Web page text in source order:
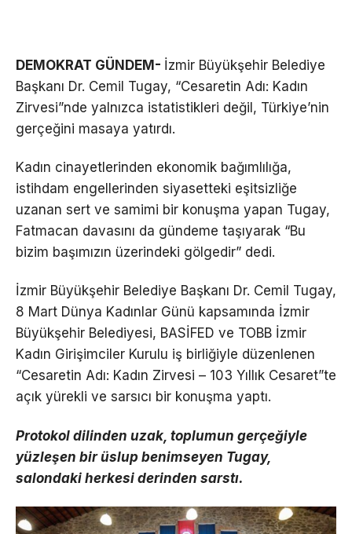
DEMOKRAT GÜNDEM- İzmir Büyükşehir Belediye
Başkanı Dr. Cemil Tugay, “Cesaretin Adı: Kadın
Zirvesi”nde yalnızca istatistikleri değil, Türkiye’nin
gerçeğini masaya yatırdı.
Kadın cinayetlerinden ekonomik bağımlılığa,
istihdam engellerinden siyasetteki eşitsizliğe
uzanan sert ve samimi bir konuşma yapan Tugay,
Fatmacan davasını da gündeme taşıyarak “Bu
bizim başımızın üzerindeki gölgedir” dedi.
İzmir Büyükşehir Belediye Başkanı Dr. Cemil Tugay,
8 Mart Dünya Kadınlar Günü kapsamında İzmir
Büyükşehir Belediyesi, BASİFED ve TOBB İzmir
Kadın Girişimciler Kurulu iş birliğiyle düzenlenen
“Cesaretin Adı: Kadın Zirvesi – 103 Yıllık Cesaret”te
açık yürekli ve sarsıcı bir konuşma yaptı.
Protokol dilinden uzak, toplumun gerçeğiyle
yüzleşen bir üslup benimseyen Tugay,
salondaki herkesi derinden sarstı.